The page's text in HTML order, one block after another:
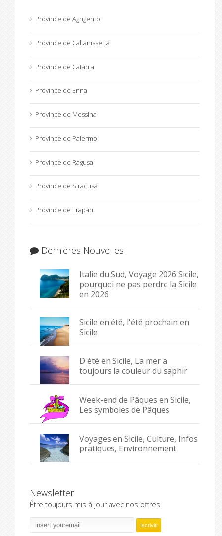
Province de Agrigento
Province de Caltanissetta
Province de Catania
Province de Enna
Province de Messina
Province de Palermo
Province de Ragusa
Province de Siracusa
Province de Trapani
Dernières Nouvelles
Italie du Sud, Voyage 2026 Sicile,
pourquoi ne pas perdre la Sicile
en 2026
Sicile en été, l'été prochain en
Sicile
D'été en Sicile, La mer a
toujours la couleur du saphir
Week-end de Pâques en Sicile,
Les symboles de Pâques
Voyages en Sicile, Culture, Infos
pratiques, Environnement
Newsletter
Être toujours mis à jour avec nos offres